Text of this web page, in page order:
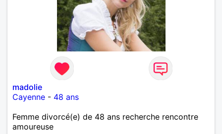
madolie
Cayenne - 48 ans
Femme divorcé(e) de 48 ans recherche rencontre
amoureuse